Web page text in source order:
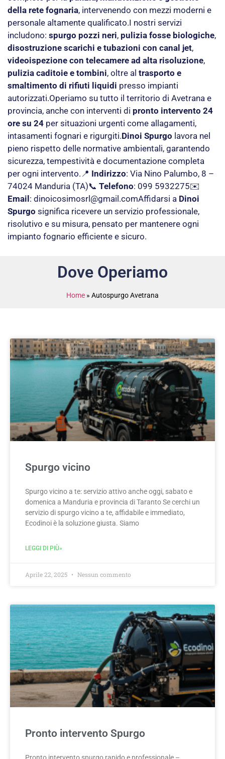
della rete fognaria, intervenendo con mezzi moderni e
personale altamente qualificato.I nostri servizi
includono: spurgo pozzi neri, pulizia fosse biologiche,
disostruzione scarichi e tubazioni con canal jet,
videoispezione con telecamere ad alta risoluzione,
pulizia caditoie e tombini, oltre al trasporto e
smaltimento di rifiuti liquidi presso impianti
autorizzati.Operiamo su tutto il territorio di Avetrana e
provincia, anche con interventi di pronto intervento 24
ore su 24 per situazioni urgenti come allagamenti,
intasamenti fognari e rigurgiti.Dinoi Spurgo lavora nel
pieno rispetto delle normative ambientali, garantendo
sicurezza, tempestività e documentazione completa
per ogni intervento.📍 Indirizzo: Via Nino Palumbo, 8 –
74024 Manduria (TA)📞 Telefono: 099 5932275✉️
Email: dinoicosimosrl@gmail.comAffidarsi a Dinoi
Spurgo significa ricevere un servizio professionale,
risolutivo e su misura, pensato per mantenere ogni
impianto fognario efficiente e sicuro.
Dove Operiamo
Home » Autospurgo Avetrana
Spurgo vicino
Spurgo vicino a te: servizio attivo anche oggi, sabato e
domenica a Manduria e provincia di Taranto Se cerchi un
servizio di spurgo vicino a te, affidabile e immediato,
Ecodinoi è la soluzione giusta. Siamo
LEGGI DI PIÙ»
Aprile 22, 2025 Nessun commento
Pronto intervento Spurgo